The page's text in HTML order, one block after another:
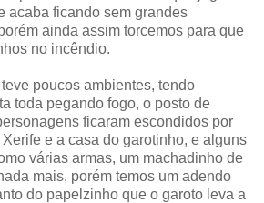
acaba ficando sem grandes
ainda assim torcemos para que
no incêndio.
poucos ambientes, tendo
toda pegando fogo, o posto de
ficaram escondidos por
e a casa do garotinho, e alguns
várias armas, um machadinho de
mais, porém temos um adendo
do papelzinho que o garoto leva a